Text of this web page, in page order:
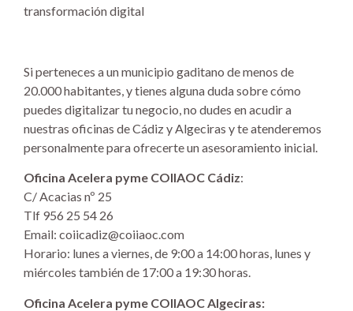
transformación digital
Si perteneces a un municipio gaditano de menos de
20.000 habitantes, y tienes alguna duda sobre cómo
puedes digitalizar tu negocio, no dudes en acudir a
nuestras oficinas de Cádiz y Algeciras y te atenderemos
personalmente para ofrecerte un asesoramiento inicial.
Oficina Acelera pyme COIIAOC Cádiz:
C/ Acacias nº 25
Tlf 956 25 54 26
Email: coiicadiz@coiiaoc.com
Horario: lunes a viernes, de 9:00 a 14:00 horas, lunes y
miércoles también de 17:00 a 19:30 horas.
Oficina Acelera pyme COIIAOC Algeciras: